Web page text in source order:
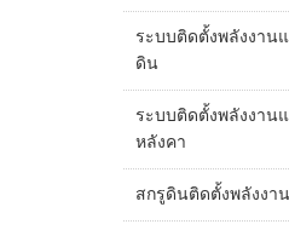
ระบบติดตั้งพลังงาน
ดิน
ระบบติดตั้งพลังงาน
หลังคา
สกรูดินติดตั้งพลังงา